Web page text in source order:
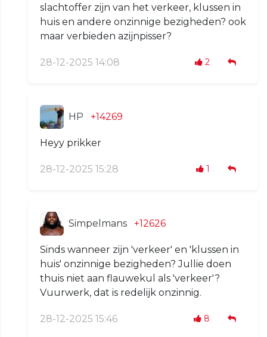
slachtoffer zijn van het verkeer, klussen in
huis en andere onzinnige bezigheden? ook
maar verbieden azijnpisser?
28-12-2025 14:08 2
HP +14269
Heyy prikker
28-12-2025 15:28 1
Simpelmans +12626
Sinds wanneer zijn 'verkeer' en 'klussen in
huis' onzinnige bezigheden? Jullie doen
thuis niet aan flauwekul als 'verkeer'?
Vuurwerk, dat is redelijk onzinnig.
28-12-2025 15:46 8